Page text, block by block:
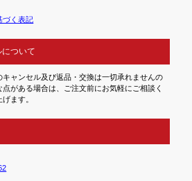
づく表記
ついて
ャンセル及び返品・交換は一切承れませんの
がある場合は、ご注文前にお気軽にご相談く
ます。